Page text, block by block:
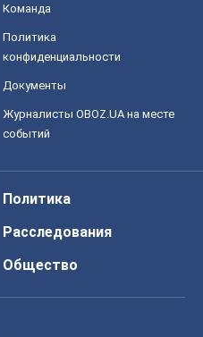
Команда
Политика
конфиденциальности
Документы
Журналисты OBOZ.UA на месте
событий
Политика
Расследования
Общество